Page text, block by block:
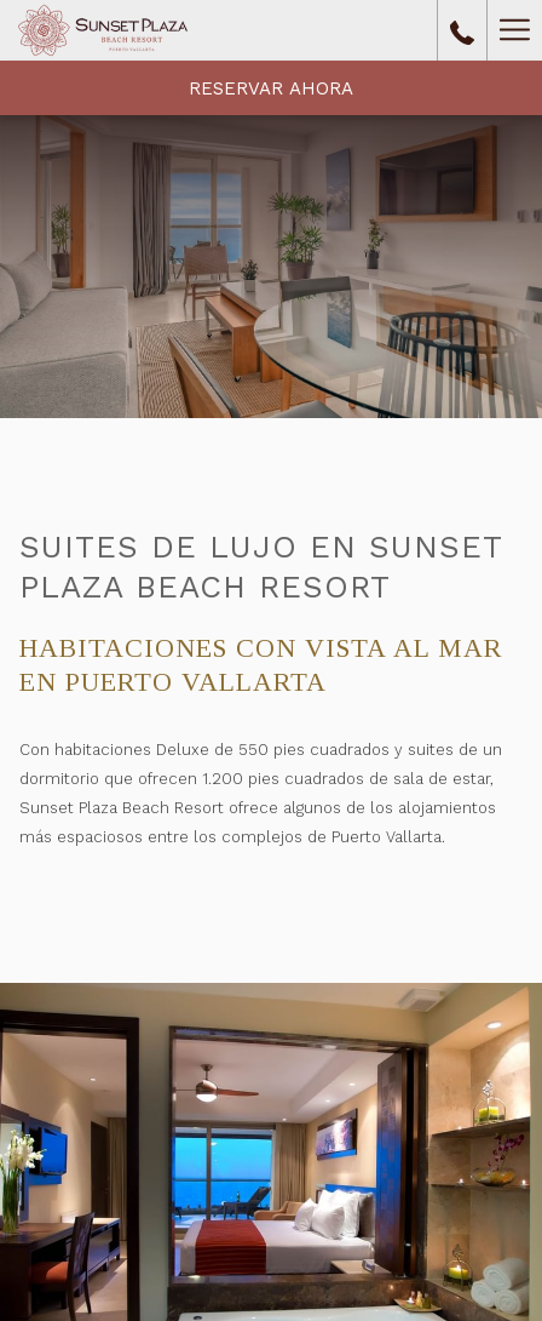
RESERVAR AHORA
SUITES DE LUJO EN SUNSET
PLAZA BEACH RESORT
HABITACIONES CON VISTA AL MAR
EN PUERTO VALLARTA
Con habitaciones Deluxe de 550 pies cuadrados y suites de un
dormitorio que ofrecen 1.200 pies cuadrados de sala de estar,
Sunset Plaza Beach Resort ofrece algunos de los alojamientos
más espaciosos entre los complejos de Puerto Vallarta.